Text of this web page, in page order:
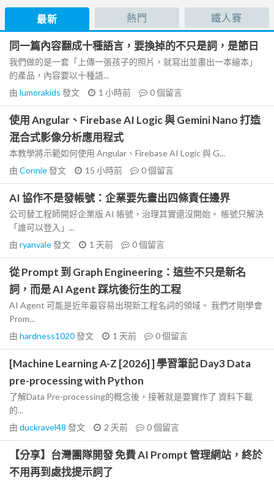
最新 熱門 鐵人賽
同一篇內容翻成十種語言，要換掉的不只是詞，是節日
我們做的是一套「上傳一張孩子的照片，就寫出並畫出一本繪本」
的產品，內容要以十種語...
由 lumorakids 發文 1 小時前 0個留言
使用 Angular、Firebase AI Logic 與 Gemini Nano 打造
混合式影像分析應用程式
本教學將示範如何使用 Angular、Firebase AI Logic 與 G...
由 Connie發文 15 小時前 0個留言
AI 協作不是發帳號：企業要先畫出四條責任邊界
公司替工程師開好企業版 AI 帳號，治理其實還沒開始。 帳號只解決
「誰可以登入」...
由 ryanvale發文 1 天前 0個留言
從 Prompt 到 Graph Engineering：這些不只是新名
詞，而是 AI Agent 踩坑後衍生的工程
AI Agent 可能是近年最容易出現新工程名詞的領域。 我們才剛學會
Prom...
由 hardness1020發文 1 天前 0個留言
[Machine Learning A-Z [2026] ] 學習筆記 Day3 Data
pre-processing with Python
了解Data Pre-processing的概念後，接著就是要實作了 資料下載
的...
由 duckravel48 發文 2 天前 0個留言
【分享】台灣團隊開發 免費 AI Prompt 管理網站，終於
不用再到處找提示詞了